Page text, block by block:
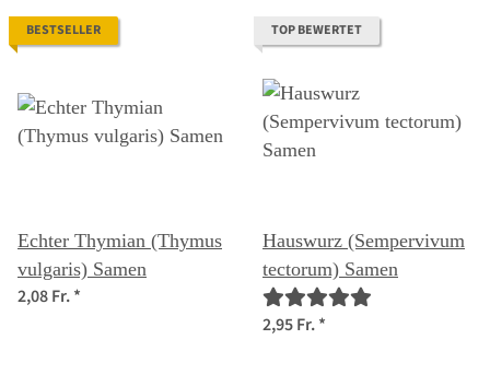
BESTSELLER
Echter Thymian (Thymus
vulgaris) Samen
2,08 Fr.*
TOP BEWERTET
Hauswurz (Sempervivum
tectorum) Samen
2,95 Fr.*